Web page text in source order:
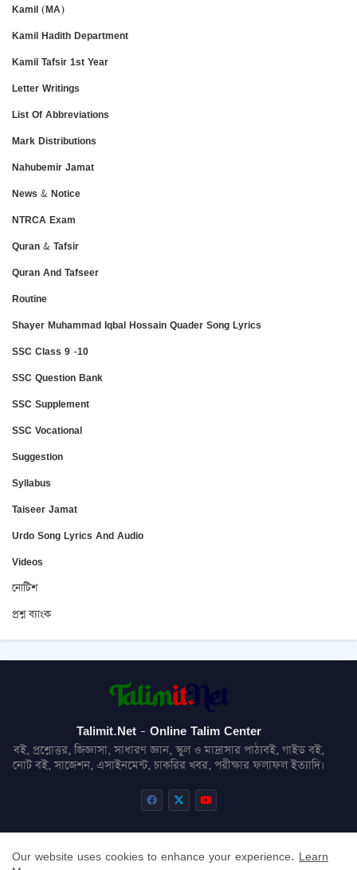
Kamil (MA)
Kamil Hadith Department
Kamil Tafsir 1st Year
Letter Writings
List Of Abbreviations
Mark Distributions
Nahubemir Jamat
News & Notice
NTRCA Exam
Quran & Tafsir
Quran And Tafseer
Routine
Shayer Muhammad Iqbal Hossain Quader Song Lyrics
SSC Class 9 -10
SSC Question Bank
SSC Supplement
SSC Vocational
Suggestion
Syllabus
Taiseer Jamat
Urdo Song Lyrics And Audio
Videos
নোটিশ
প্রশ্ন ব্যাংক
Talimit.Net - Online Talim Center
বই, প্রশ্নোত্তর, জিজ্ঞাসা, সাধারণ জ্ঞান, স্কুল ও মাদ্রাসার পাঠ্যবই, গাইড বই,
নোট বই, সাজেশন, এসাইনমেন্ট, চাকরির খবর, পরীক্ষার ফলাফল ইত্যাদি।
About Contact us Privacy Policy
Disclaimer
Our website uses cookies to enhance your experience. Learn